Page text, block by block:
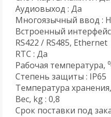
Аудиовыход : Да
Многоязычный ввод :
Встроенный интерфейс
RS422 / RS485, Ethernet
RTC : Да
Рабочая температура,
Степень защиты : IP65
Температура хранения,
Вес, kg : 0,8
Срок поставки под